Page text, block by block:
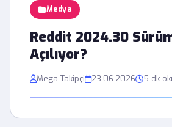
Medya
Reddit 2024.30
Açılıyor?
Mega Takipçi 23.06.2026 5 dk